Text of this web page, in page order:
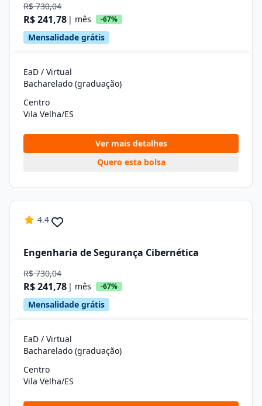
R$ 730,04
R$ 241,78 | mês -67%
Mensalidade grátis
EaD / Virtual
Bacharelado (graduação)
Centro
Vila Velha/ES
Ver mais detalhes
Quero esta bolsa
4.4
Engenharia de Segurança Cibernética
R$ 730,04
R$ 241,78 | mês -67%
Mensalidade grátis
EaD / Virtual
Bacharelado (graduação)
Centro
Vila Velha/ES